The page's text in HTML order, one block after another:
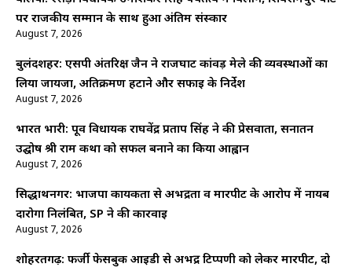
पर राजकीय सम्मान के साथ हुआ अंतिम संस्कार
August 7, 2026
बुलंदशहर: एसपी अंतरिक्ष जैन ने राजघाट कांवड़ मेले की व्यवस्थाओं का
लिया जायजा, अतिक्रमण हटाने और सफाई के निर्देश
August 7, 2026
भारत भारी: पूर्व विधायक राघवेंद्र प्रताप सिंह ने की प्रेसवार्ता, सनातन
उद्घोष श्री राम कथा को सफल बनाने का किया आह्वान
August 7, 2026
सिद्धार्थनगर: भाजपा कार्यकर्ता से अभद्रता व मारपीट के आरोप में नायब
दारोगा निलंबित, SP ने की कार्रवाई
August 7, 2026
शोहरतगढ़: फर्जी फेसबुक आईडी से अभद्र टिप्पणी को लेकर मारपीट, दो